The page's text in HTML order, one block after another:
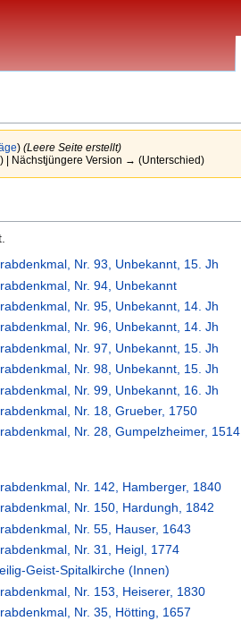
) (Leere Seite erstellt)
| Nächstjüngere Version → (Unterschied)
Nr. 93, Unbekannt, 15. Jh
Nr. 94, Unbekannt
Nr. 95, Unbekannt, 14. Jh
Nr. 96, Unbekannt, 14. Jh
Nr. 97, Unbekannt, 15. Jh
Nr. 98, Unbekannt, 15. Jh
Nr. 99, Unbekannt, 16. Jh
Nr. 18, Grueber, 1750
Nr. 28, Gumpelzheimer, 1514
Nr. 142, Hamberger, 1840
Nr. 150, Hardungh, 1842
Nr. 55, Hauser, 1643
Nr. 31, Heigl, 1774
Geist-Spitalkirche (Innen)
Nr. 153, Heiserer, 1830
Nr. 35, Hötting, 1657